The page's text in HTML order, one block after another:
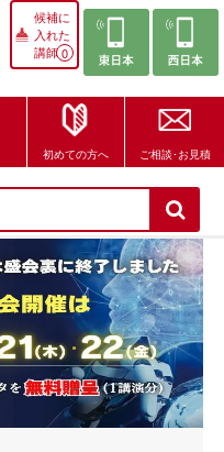
候補に
入れた
講師0
初めての方へ ご相談･お見積